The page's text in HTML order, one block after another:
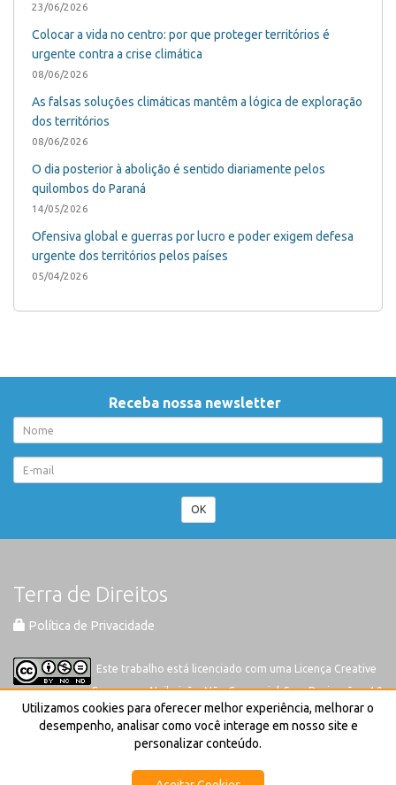
23/06/2026
Colocar a vida no centro: por que proteger territórios é
urgente contra a crise climática
08/06/2026
As falsas soluções climáticas mantêm a lógica de exploração
dos territórios
08/06/2026
O dia posterior à abolição é sentido diariamente pelos
quilombos do Paraná
14/05/2026
Ofensiva global e guerras por lucro e poder exigem defesa
urgente dos territórios pelos países
05/04/2026
Receba nossa newsletter
OK
Terra de Direitos
Política de Privacidade
Este trabalho está licenciado com uma Licença Creative
Commons-Atribuição-Não Comercial-Sem Derivações 4.0
Internacional
Utilizamos cookies para oferecer melhor experiência, melhorar o
desempenho, analisar como você interage em nosso site e
personalizar conteúdo.